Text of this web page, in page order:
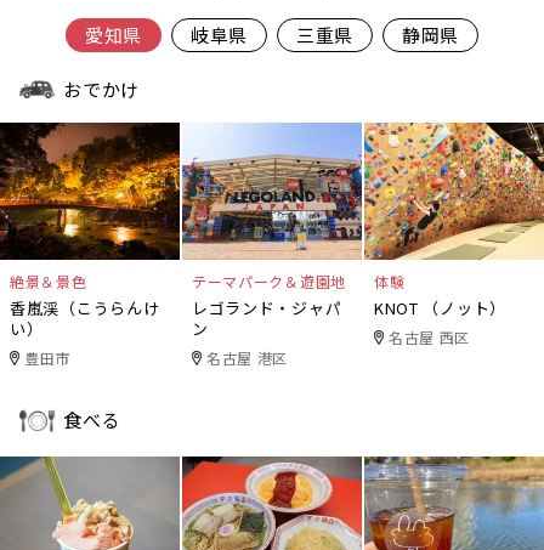
愛知県 岐阜県 三重県 静岡県
おでかけ
絶景＆景色
香嵐渓（こうらんけ
い）
豊田市
テーマパーク＆遊園地
レゴランド・ジャパ
ン
名古屋 港区
体験
KNOT （ノット）
名古屋 西区
食べる